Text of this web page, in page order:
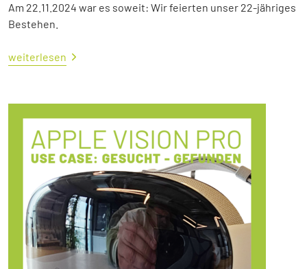
Am 22.11.2024 war es soweit: Wir feierten unser 22-jähriges
Bestehen.
weiterlesen